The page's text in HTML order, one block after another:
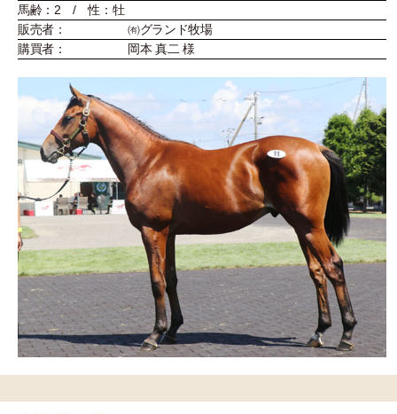
馬齢：2 / 性：牡
販売者：
㈲グランド牧場
購買者：
岡本 真二 様